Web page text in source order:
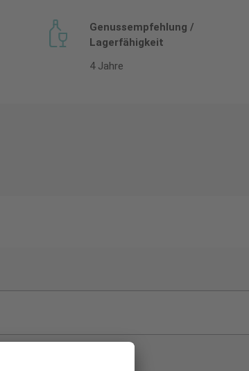
Genussempfehlung /
Lagerfähigkeit
4 Jahre